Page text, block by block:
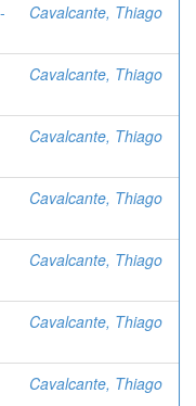
Cavalcante, Thiago
Cavalcante, Thiago
Cavalcante, Thiago
Cavalcante, Thiago
Cavalcante, Thiago
Cavalcante, Thiago
Cavalcante, Thiago